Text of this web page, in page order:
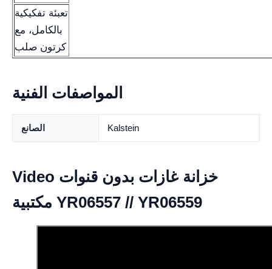
تعبئة تفكيكية
بالكامل، مع
كرتون صلب
المواصفات الفنية
الصانع Kalstein
Video خزانة غازات بدون قنوات
مكتبية YR06557 // YR06559